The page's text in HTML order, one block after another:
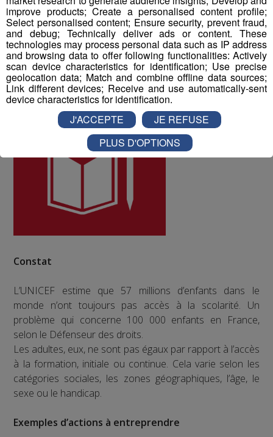
10 à la qualité de vie au travail au sein du Groupe Mont
Blanc Médias.
ODD numéro 4 : Education de qualité
Constat
L’UNICEF estime que 57 millions d’enfants dans le
monde n’ont toujours pas accès à la scolarité. Un
problème qui concerne 100 000 enfants en France,
selon le Défenseur des droits.
Les adultes, eux, ne sont pas égaux par rapport à l’accès
à la formation, initiale ou continue. Cela varie selon les
catégories sociales, les zones géographiques, l’âge, le
sexe ou le handicap.
Exemples d’actions à entreprendre
improve products; Create a personalised content profile;
Select personalised content; Ensure security, prevent fraud,
and debug; Technically deliver ads or content. These
technologies may process personal data such as IP address
and browsing data to offer following functionalities: Actively
scan device characteristics for identification; Use precise
geolocation data; Match and combine offline data sources;
Link different devices; Receive and use automatically-sent
device characteristics for identification.
J'ACCEPTE
JE REFUSE
PLUS D'OPTIONS